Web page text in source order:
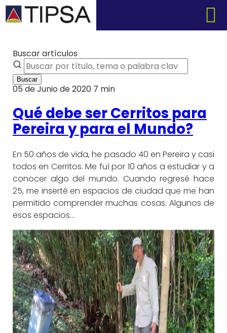
Buscar artículos
Buscar
05 de Junio de 2020 7 min
Qué debe ser Cerritos para
Pereira y para el Mundo?
En 50 años de vida, he pasado 40 en Pereira y casi
todos en Cerritos. Me fuí por 10 años a estudiar y a
conocer algo del mundo. Cuando regresé hace
25, me inserté en espacios de ciudad que me han
permitido comprender muchas cosas. Algunos de
esos espacios…